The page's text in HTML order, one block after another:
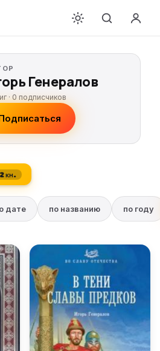
Генералов
· 0 подписчиков
2 кн.
дате по названию по году